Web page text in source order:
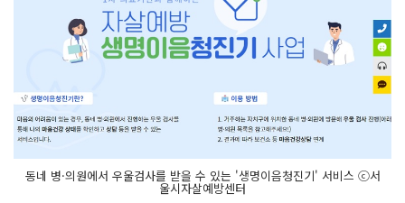
동네 병·의원에서 우울검사를 받을 수 있는 '생명이음청진기' 서비스 ⓒ서
울시자살예방센터